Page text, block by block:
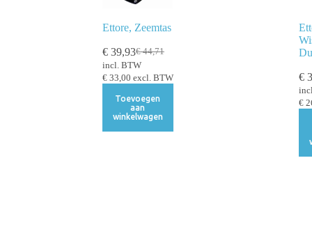
Ettore, Zeemtas
€44,71
€39,93
incl. BTW
€33,00 excl. BTW
Toevoegen
aan
winkelwagen
€
€